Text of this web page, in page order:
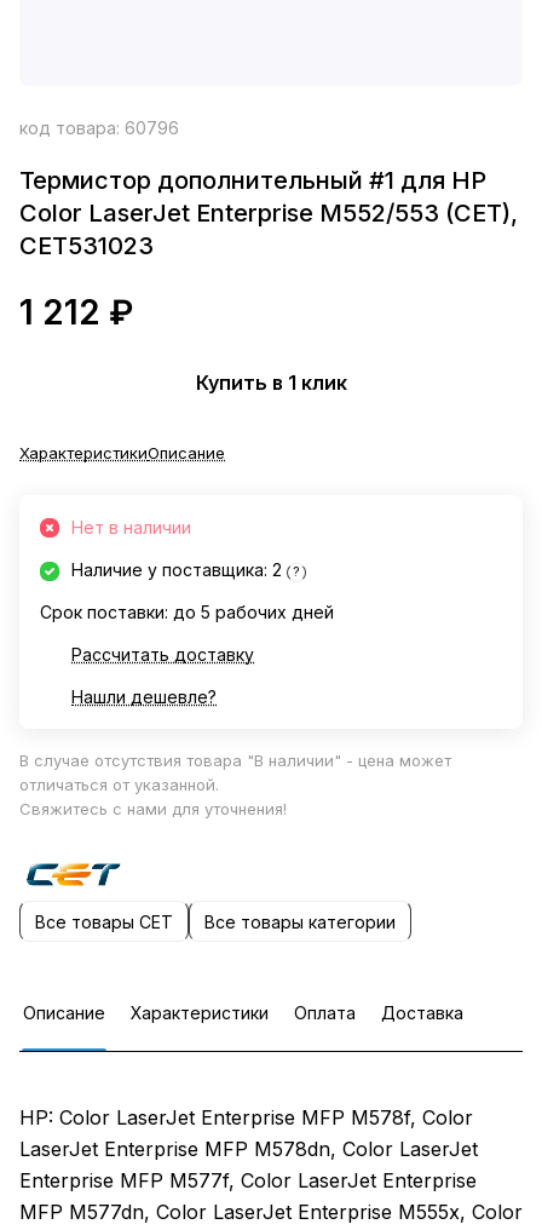
код товара: 60796
Термистор дополнительный #1 для HP
Color LaserJet Enterprise M552/553 (CET),
CET531023
1 212 ₽
Купить в 1 клик
ХарактеристикиОписание
Нет в наличии
Наличие у поставщика: 2 ?
Срок поставки: до 5 рабочих дней
Рассчитать доставку
Нашли дешевле?
В случае отсутствия товара "В наличии" - цена может
отличаться от указанной.
Свяжитесь с нами для уточнения!
Все товары CET Все товары категории
Описание Характеристики Оплата Доставка
HP: Color LaserJet Enterprise MFP M578f, Color
LaserJet Enterprise MFP M578dn, Color LaserJet
Enterprise MFP M577f, Color LaserJet Enterprise
MFP M577dn, Color LaserJet Enterprise M555x, Color